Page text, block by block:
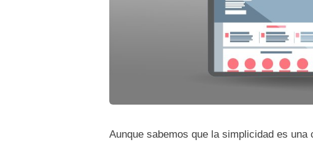
Aunque sabemos que la simplicidad es